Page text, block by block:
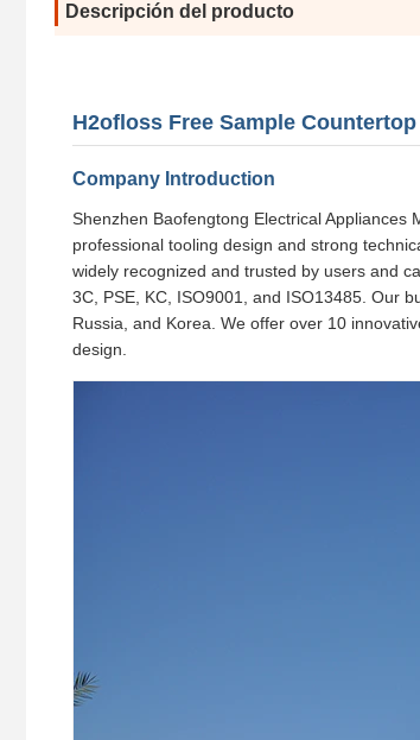
Descripción del producto
H2ofloss Free Sample
Company Introduction
Shenzhen Baofengtong Electrical
professional tooling design and strong
widely recognized and trusted by users and
3C, PSE, KC, ISO9001, and ISO13485. Our
Russia, and Korea. We offer over 10
design.